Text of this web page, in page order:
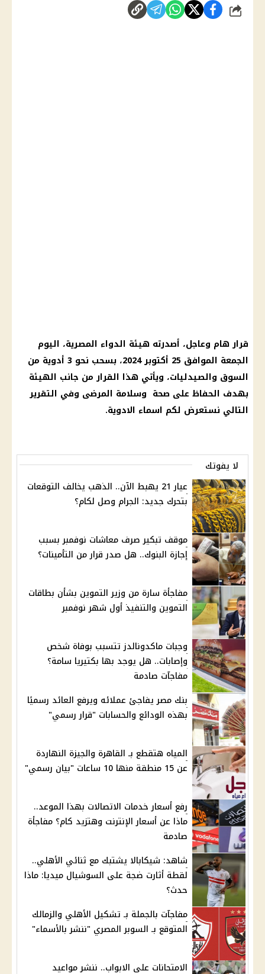
شارك
قرارهام وعاجل، أصدرته هيئة الدواء المصرية، اليوم
الجمعة الموافق 25 أكتوبر 2024، بسحب نحو 3
أدوية من
السوق والصيدليات، ويأتي هذا القرارمن جانب الهيئة
بهدف الحفاظ على صحة وسلامة المرضى وفي التقرير
التالي نستعرض لكم اسماء الادوية.
لا يفوتك
عيار 21 يهبط الآن.. الذهب يخالف التوقعات
بتحرك جديد: الجرام وصل لكام؟
موقف تبكير صرف معاشات نوفمبر بسبب
إجازة البنوك.. هل صدر قرار من التأمينات؟
مفاجأة سارة من وزير التموين بشأن بطاقات
التموين والتنفيذ أول شهر نوفمبر
وجبات ماكدونالدز تتسبب بوفاة شخص
وإصابات.. هل يوجد بها بكتيريا سامة؟
مفاجآت صادمة
بنك مصر يفاجئ عملائه ويرفع العائد رسميًا
بهذه الودائع والحسابات "قرار رسمي"
المياه هتقطع بـ القاهرة والجيزة النهاردة
عن 15 منطقة منها 10 ساعات "بيان رسمي"
رفع أسعار خدمات الاتصالات بهذا الموعد..
ماذا عن أسعار الإنترنت وهتزيد كام؟ مفاجأة
صادمة
شاهد: شيكابالا يشتبك مع ثنائي الأهلي..
لقطة أثارت ضجة على السوشيال ميديا: ماذا
حدث؟
مفاجآت بالجملة بـ تشكيل الأهلي والزمالك
المتوقع بـ السوبر المصري "ننشر بالأسماء"
الامتحانات على الابواب.. ننشر مواعيد